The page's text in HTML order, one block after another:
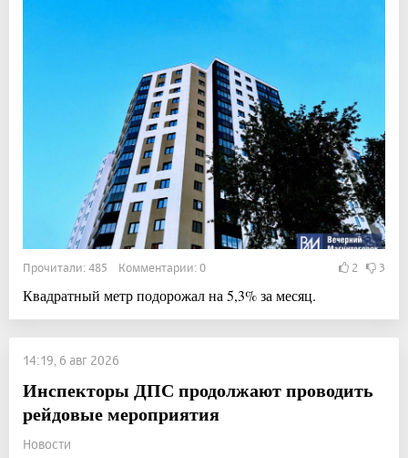
Прочитали: 485 Комментарии: 0 2 3
Квадратный метр подорожал на 5,3% за месяц.
14:19, 6 авг 2026
Инспекторы ДПС продолжают проводить
рейдовые мероприятия
Новости